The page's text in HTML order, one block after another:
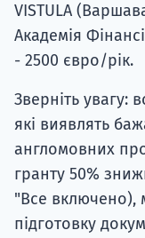
VISTULA
Академія
- 2500 євро/рік.
Зверніть увагу:
які виявлять
англомовних
гранту 50%
"Все включено),
підготовку